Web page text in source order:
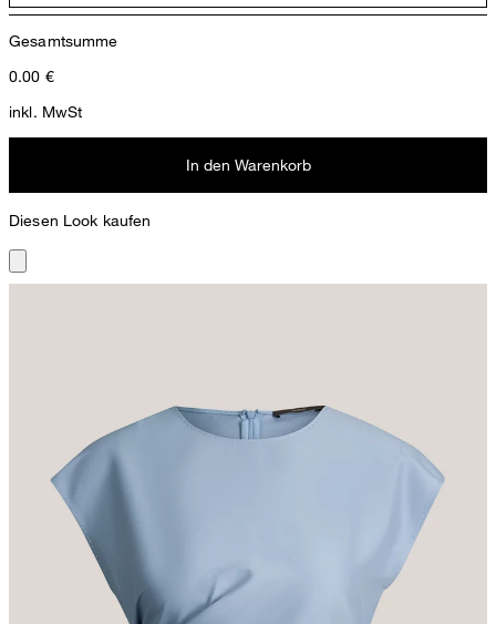
Gesamtsumme
0.00 €
inkl. MwSt
In den Warenkorb
Diesen Look kaufen